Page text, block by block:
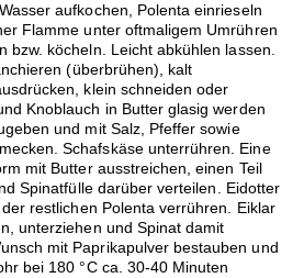
aufkochen, Polenta einrieseln
Flamme unter oftmaligem Umrühren
bzw. köcheln. Leicht abkühlen lassen.
(überbrühen), kalt
klein schneiden oder
Knoblauch in Butter glasig werden
und mit Salz, Pfeffer sowie
Schafskäse unterrühren. Eine
mit Butter ausstreichen, einen Teil
Spinatfülle darüber verteilen. Eidotter
restlichen Polenta verrühren. Eiklar
unterziehen und Spinat damit
mit Paprikapulver bestauben und
bei 180 °C ca. 30-40 Minuten